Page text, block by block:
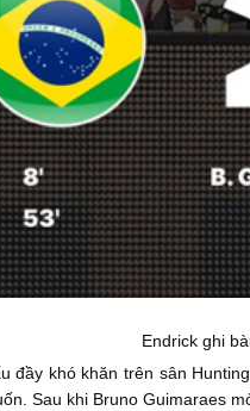
Endrick ghi
đầy khó khăn trên sân
Sau khi Bruno Guimaraes